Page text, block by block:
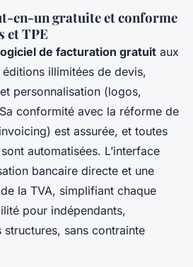
en-un gratuite et conforme
et TPE
de facturation gratuit aux
illimitées de devis,
personnalisation (logos,
conformité avec la réforme de
est assurée, et toutes
automatisées. L’interface
bancaire directe et une
la TVA, simplifiant chaque
pour indépendants,
sans contrainte